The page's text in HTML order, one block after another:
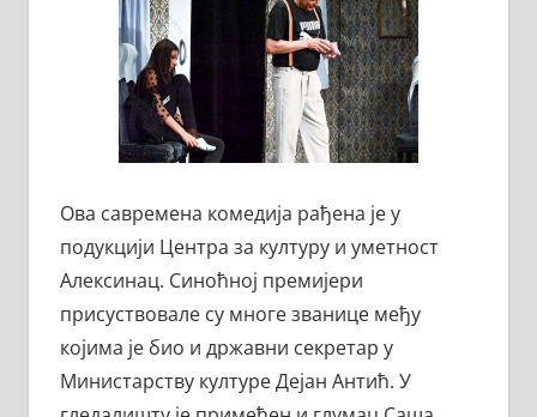
Ова савремена комедија рађена је у
подукцији Центра за културу и уметност
Алексинац. Синоћној премијери
присуствовале су многе званице међу
којима је био и државни секретар у
Министарству културе Дејан Антић. У